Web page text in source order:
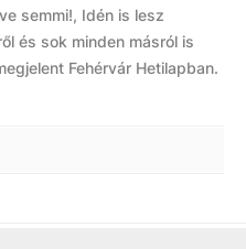
semmi!, Idén is lesz
és sok minden másról is
Fehérvár Hetilapban.